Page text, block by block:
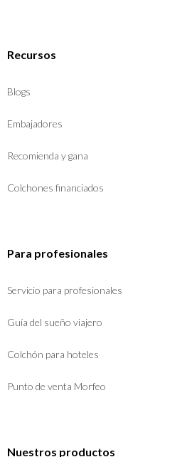
Recursos
Blogs
Embajadores
Recomienda y gana
Colchones financiados
Para profesionales
Servicio para profesionales
Guía del sueño viajero
Colchón para hoteles
Punto de venta Morfeo
Nuestros productos